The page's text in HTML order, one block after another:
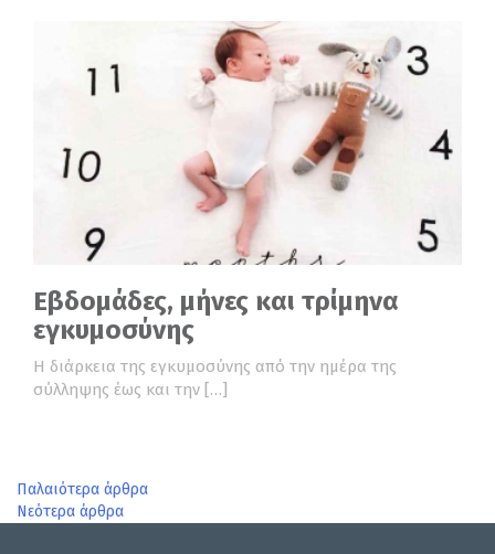
Εβδομάδες, μήνες και τρίμηνα
εγκυμοσύνης
Η διάρκεια της εγκυμοσύνης από την ημέρα της
σύλληψης έως και την […]
Πλοήγηση
άρθρων
Παλαιότερα άρθρα
Νεότερα άρθρα